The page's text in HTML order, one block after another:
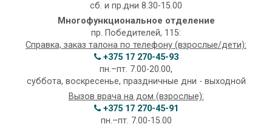
сб. и пр.дни 8.30-15.00
Многофункциональное отделение
пр. Победителей, 115:
Справка, заказ талона по телефону (взрослые/дети):
+375 17 270-45-93
пн.–пт. 7.00-20.00,
суббота, воскресенье, праздничные дни - выходной
Вызов врача на дом (взрослые):
+375 17 270-45-91
пн.–пт. 7.00-15.00